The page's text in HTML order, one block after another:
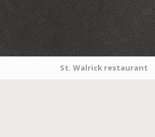
St. Walrick restaurant